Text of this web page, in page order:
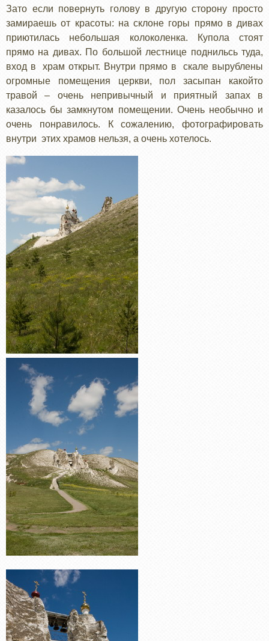
Зато если повернуть голову в другую сторону просто
замираешь от красоты: на склоне горы прямо в дивах
приютилась небольшая колоколенка. Купола стоят
прямо на дивах. По большой лестнице поднильсь туда,
вход в храм открыт. Внутри прямо в скале вырублены
огромные помещения церкви, пол засыпан какойто
травой – очень непривычный и приятный запах в
казалось бы замкнутом помещении. Очень необычно и
очень понравилось. К сожалению, фотографировать
внутри этих храмов нельзя, а очень хотелось.